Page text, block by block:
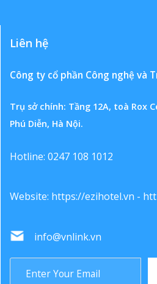
Liên hệ
Công ty cổ phần Công nghệ và
Trụ sở chính: Tầng 12A, toà Rox
Phú Diễn, Hà Nội.
Hotline: 0247 108 1012
Website: https://ezihotel.vn -
info@vnlink.vn